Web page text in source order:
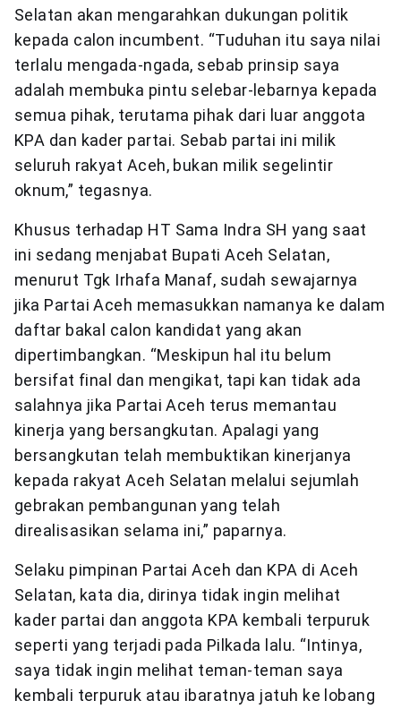
Selatan akan mengarahkan dukungan politik
kepada calon incumbent. “Tuduhan itu saya nilai
terlalu mengada-ngada, sebab prinsip saya
adalah membuka pintu selebar-lebarnya kepada
semua pihak, terutama pihak dari luar anggota
KPA dan kader partai. Sebab partai ini milik
seluruh rakyat Aceh, bukan milik segelintir
oknum,” tegasnya.
Khusus terhadap HT Sama Indra SH yang saat
ini sedang menjabat Bupati Aceh Selatan,
menurut Tgk Irhafa Manaf, sudah sewajarnya
jika Partai Aceh memasukkan namanya ke dalam
daftar bakal calon kandidat yang akan
dipertimbangkan. “Meskipun hal itu belum
bersifat final dan mengikat, tapi kan tidak ada
salahnya jika Partai Aceh terus memantau
kinerja yang bersangkutan. Apalagi yang
bersangkutan telah membuktikan kinerjanya
kepada rakyat Aceh Selatan melalui sejumlah
gebrakan pembangunan yang telah
direalisasikan selama ini,” paparnya.
Selaku pimpinan Partai Aceh dan KPA di Aceh
Selatan, kata dia, dirinya tidak ingin melihat
kader partai dan anggota KPA kembali terpuruk
seperti yang terjadi pada Pilkada lalu. “Intinya,
saya tidak ingin melihat teman-teman saya
kembali terpuruk atau ibaratnya jatuh ke lobang